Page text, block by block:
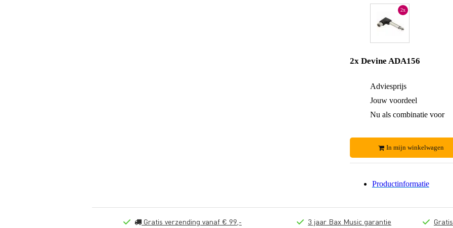
2x
2x Devine ADA156
Adviesprijs
Jouw voordeel
Nu als combinatie voor
In mijn winkelwagen
Productinformatie
Gratis verzending vanaf € 99,-
3 jaar Bax Music garantie